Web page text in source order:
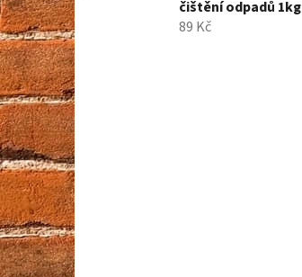
čištění odpadů 1kg
89 Kč